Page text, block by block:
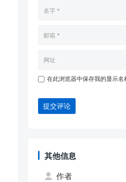
在此浏览器中保存我的显示名
提交评论
其他信息
作者